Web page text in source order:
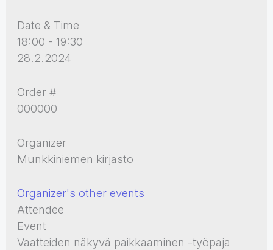
Date & Time
18:00 - 19:30
28.2.2024
Order #
000000
Organizer
Munkkiniemen kirjasto
Organizer's other events
Attendee
Event
Vaatteiden näkyvä paikkaaminen -työpaja